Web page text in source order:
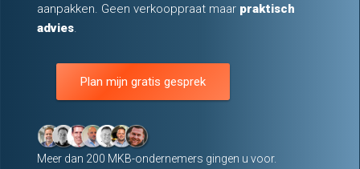
aanpakken. Geen verkooppraat maar praktisch
advies
Plan mijn gratis gesprek
Meer dan 200 MKB-ondernemers gingen u voor.